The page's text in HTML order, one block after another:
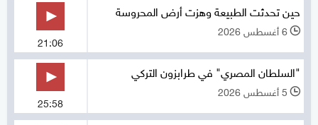
حين تحدثت الطبيعة وهزت أرض المحروسة
l 6 أغسطس 2026
21:06
"السلطان المصري" في طرابزون التركي
l 5 أغسطس 2026
25:58